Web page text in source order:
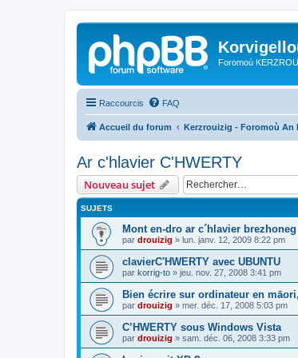
Foromoù
Raccourcis FAQ
Accueil du forum Kerzrouizig - Foromoù An
Ar c'hlavier C'HWERTY
Nouveau sujet
SUJETS
Mont en-dro ar c´hlavier
par drouizig » lun. janv. 12, 2009 8:22 pm
clavierC'HWERTY avec UBUNTU
par korrig-to » jeu. nov. 27, 2008 3:41 pm
Bien écrire sur ordinateur en
par drouizig » mer. déc. 17, 2008 5:03 pm
C’HWERTY sous Windows Vista
par drouizig » sam. déc. 06, 2008 3:33 pm